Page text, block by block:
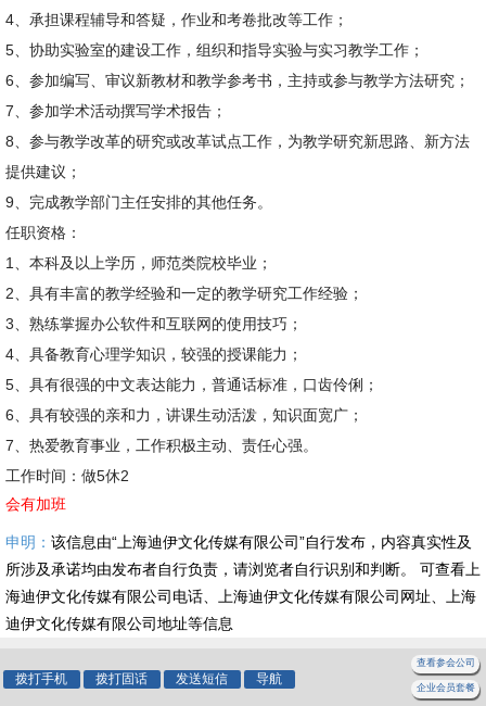
4、承担课程辅导和答疑，作业和考卷批改等工作；
5、协助实验室的建设工作，组织和指导实验与实习教学工作；
6、参加编写、审议新教材和教学参考书，主持或参与教学方法研究；
7、参加学术活动撰写学术报告；
8、参与教学改革的研究或改革试点工作，为教学研究新思路、新方法
提供建议；
9、完成教学部门主任安排的其他任务。
任职资格：
1、本科及以上学历，师范类院校毕业；
2、具有丰富的教学经验和一定的教学研究工作经验；
3、熟练掌握办公软件和互联网的使用技巧；
4、具备教育心理学知识，较强的授课能力；
5、具有很强的中文表达能力，普通话标准，口齿伶俐；
6、具有较强的亲和力，讲课生动活泼，知识面宽广；
7、热爱教育事业，工作积极主动、责任心强。
工作时间：做5休2
会有加班
申明： 该信息由“上海迪伊文化传媒有限公司”自行发布，内容真实性及
所涉及承诺均由发布者自行负责，请浏览者自行识别和判断。 可查看上
海迪伊文化传媒有限公司电话、上海迪伊文化传媒有限公司网址、上海
迪伊文化传媒有限公司地址等信息
拨打手机 拨打固话 发送短信 导航
查看参会公司
企业会员套餐